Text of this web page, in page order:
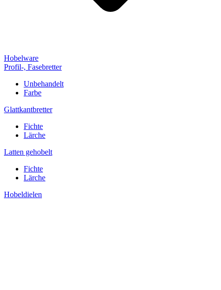
Hobelware
Profil-, Fasebretter
Unbehandelt
Farbe
Glattkantbretter
Fichte
Lärche
Latten gehobelt
Fichte
Lärche
Hobeldielen